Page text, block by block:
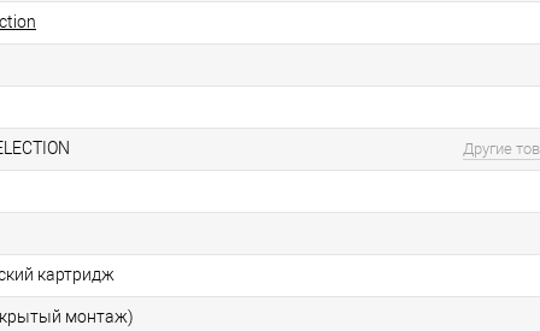
Другие
картридж
монтаж)